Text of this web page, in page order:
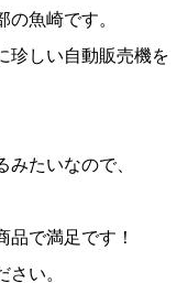
魚崎です。
珍しい自動販売機を
たいなので、
で満足です！
い。